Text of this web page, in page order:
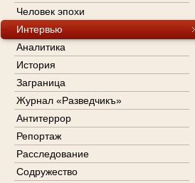
Человек эпохи
Интервью
Аналитика
История
Заграница
Журнал «Разведчикъ»
Антитеррор
Репортаж
Расследование
Содружество